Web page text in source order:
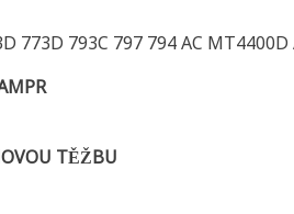
773D 793C 797 794 AC
TĚŽBU